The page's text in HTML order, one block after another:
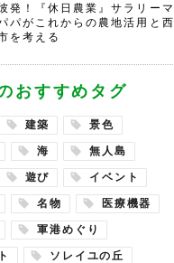
発！『休日農業』サラリーマ
パがこれからの農地活用と西
を考える
おすすめタグ
建築 景色
海 無人島
遊び イベント
名物 医療機器
軍港めぐり
ソレイユの丘